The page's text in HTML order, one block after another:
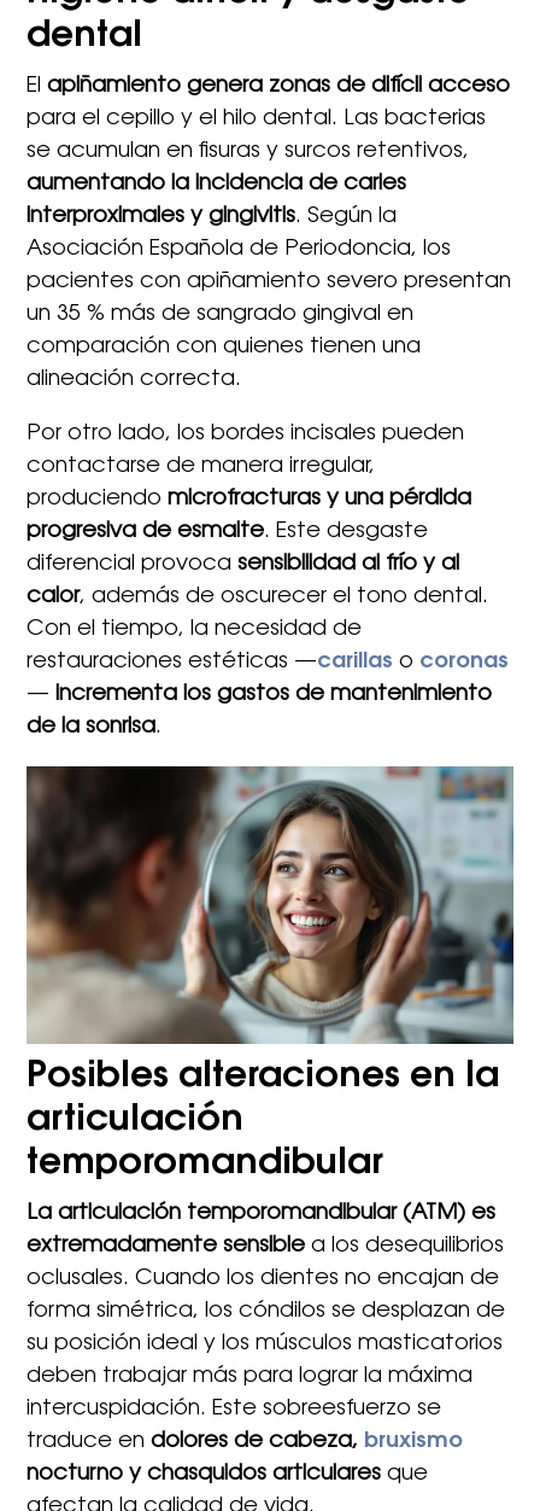
dental
Elapiñamiento genera zonas de difícil acceso
para el cepillo y el hilo dental. Las bacterias
se acumulan en fisuras y surcos retentivos,
aumentando la incidencia de caries
interproximales y gingivitis. Según la
Asociación Española de Periodoncia, los
pacientes con apiñamiento severo presentan
un 35 % más de sangrado gingival en
comparación con quienes tienen una
alineación correcta.
Por otro lado, los bordes incisales pueden
contactarse de manera irregular,
produciendo microfracturas y una pérdida
progresiva de esmalte. Este desgaste
diferencial provocasensibilidad al frío y al
calor, además de oscurecer el tono dental.
Con el tiempo, la necesidad de
restauraciones estéticas —carillas o coronas
— incrementa los gastos de mantenimiento
de la sonrisa.
Posibles alteraciones en la
articulación
temporomandibular
La articulación temporomandibular (ATM) es
extremadamente sensible a los desequilibrios
oclusales. Cuando los dientes no encajan de
forma simétrica, los cóndilos se desplazan de
su posición ideal y los músculos masticatorios
deben trabajar más para lograr la máxima
intercuspidación. Este sobreesfuerzo se
traduce endolores de cabeza, bruxismo
nocturno y chasquidos articulares que